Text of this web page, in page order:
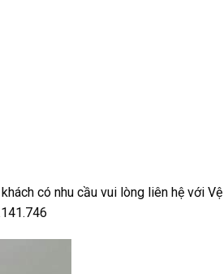
có nhu cầu vui lòng liên hệ với Vệ